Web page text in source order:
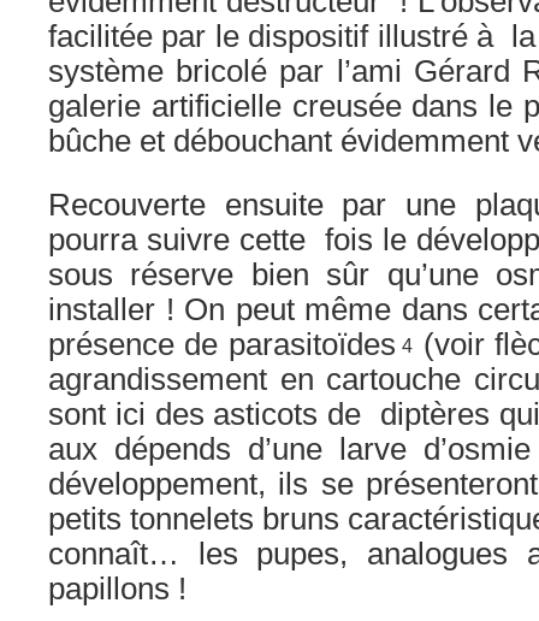
facilitée par le dispositif illustré à la
système bricolé par l’ami Gérard
galerie artificielle creusée dans le
bûche et débouchant évidemment
Recouverte ensuite par une
pourra suivre cette fois le
sous réserve bien sûr qu’une
installer ! On peut même dans
présence de parasitoïdes 4 (voir
agrandissement en cartouche
sont ici des asticots de diptères
aux dépends d’une larve
développement, ils se
petits tonnelets bruns
connaît… les pupes, analogues
papillons !